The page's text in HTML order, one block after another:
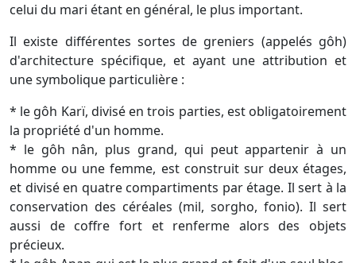
celui du mari étant en général, le plus important.
Il existe différentes sortes de greniers (appelés gôh)
d'architecture spécifique, et ayant une attribution et
une symbolique particulière :
* le gôh Karï, divisé en trois parties, est obligatoirement
la propriété d'un homme.
* le gôh nân, plus grand, qui peut appartenir à un
homme ou une femme, est construit sur deux étages,
et divisé en quatre compartiments par étage. Il sert à la
conservation des céréales (mil, sorgho, fonio). Il sert
aussi de coffre fort et renferme alors des objets
précieux.